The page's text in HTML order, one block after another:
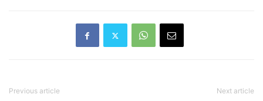
Previous article Next article